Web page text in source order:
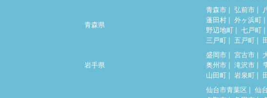
青森県
青森市 弘前市
蓬田村
外ヶ浜町
野辺地町
七戸町
三戸町
五戸町
岩手県
盛岡市 宮古市
奥州市
滝沢市
山田町
岩泉町
仙台市青葉区 仙